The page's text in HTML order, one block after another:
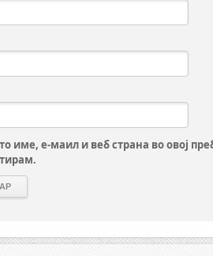
име, е-маил и веб страна во овој